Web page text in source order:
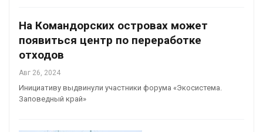
На Командорских островах может
появиться центр по переработке
отходов
Авг 26, 2024
Инициативу выдвинули участники форума «Экосистема.
Заповедный край»